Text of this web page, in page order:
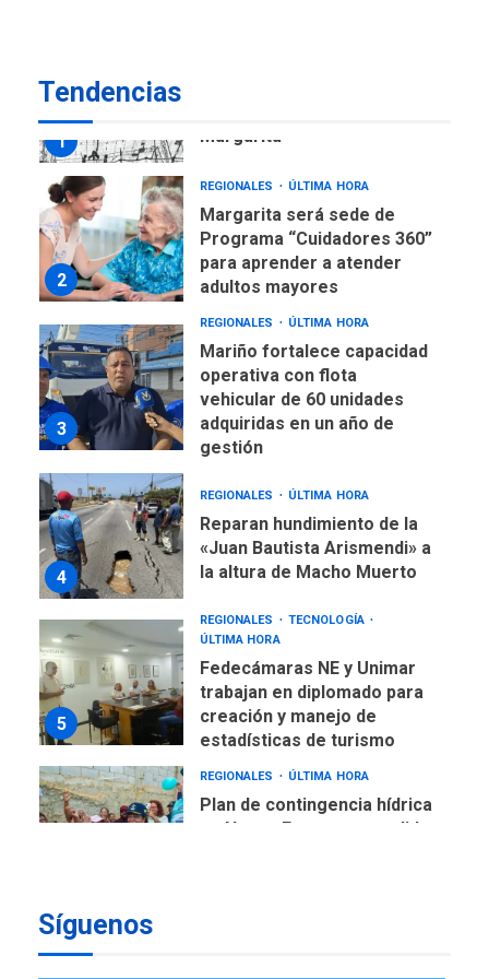
Tendencias
1
Margarita
2
REGIONALES ÚLTIMA HORA
Margarita será sede de
Programa “Cuidadores 360”
para aprender a atender
adultos mayores
3
REGIONALES ÚLTIMA HORA
Mariño fortalece capacidad
operativa con flota
vehicular de 60 unidades
adquiridas en un año de
gestión
4
REGIONALES ÚLTIMA HORA
Reparan hundimiento de la
«Juan Bautista Arismendi» a
la altura de Macho Muerto
5
REGIONALES
TECNOLOGÍA
ÚLTIMA HORA
Fedecámaras NE y Unimar
trabajan en diplomado para
creación y manejo de
estadísticas de turismo
REGIONALES ÚLTIMA HORA
Plan de contingencia hídrica
en Nueva Esparta consolida
Síguenos